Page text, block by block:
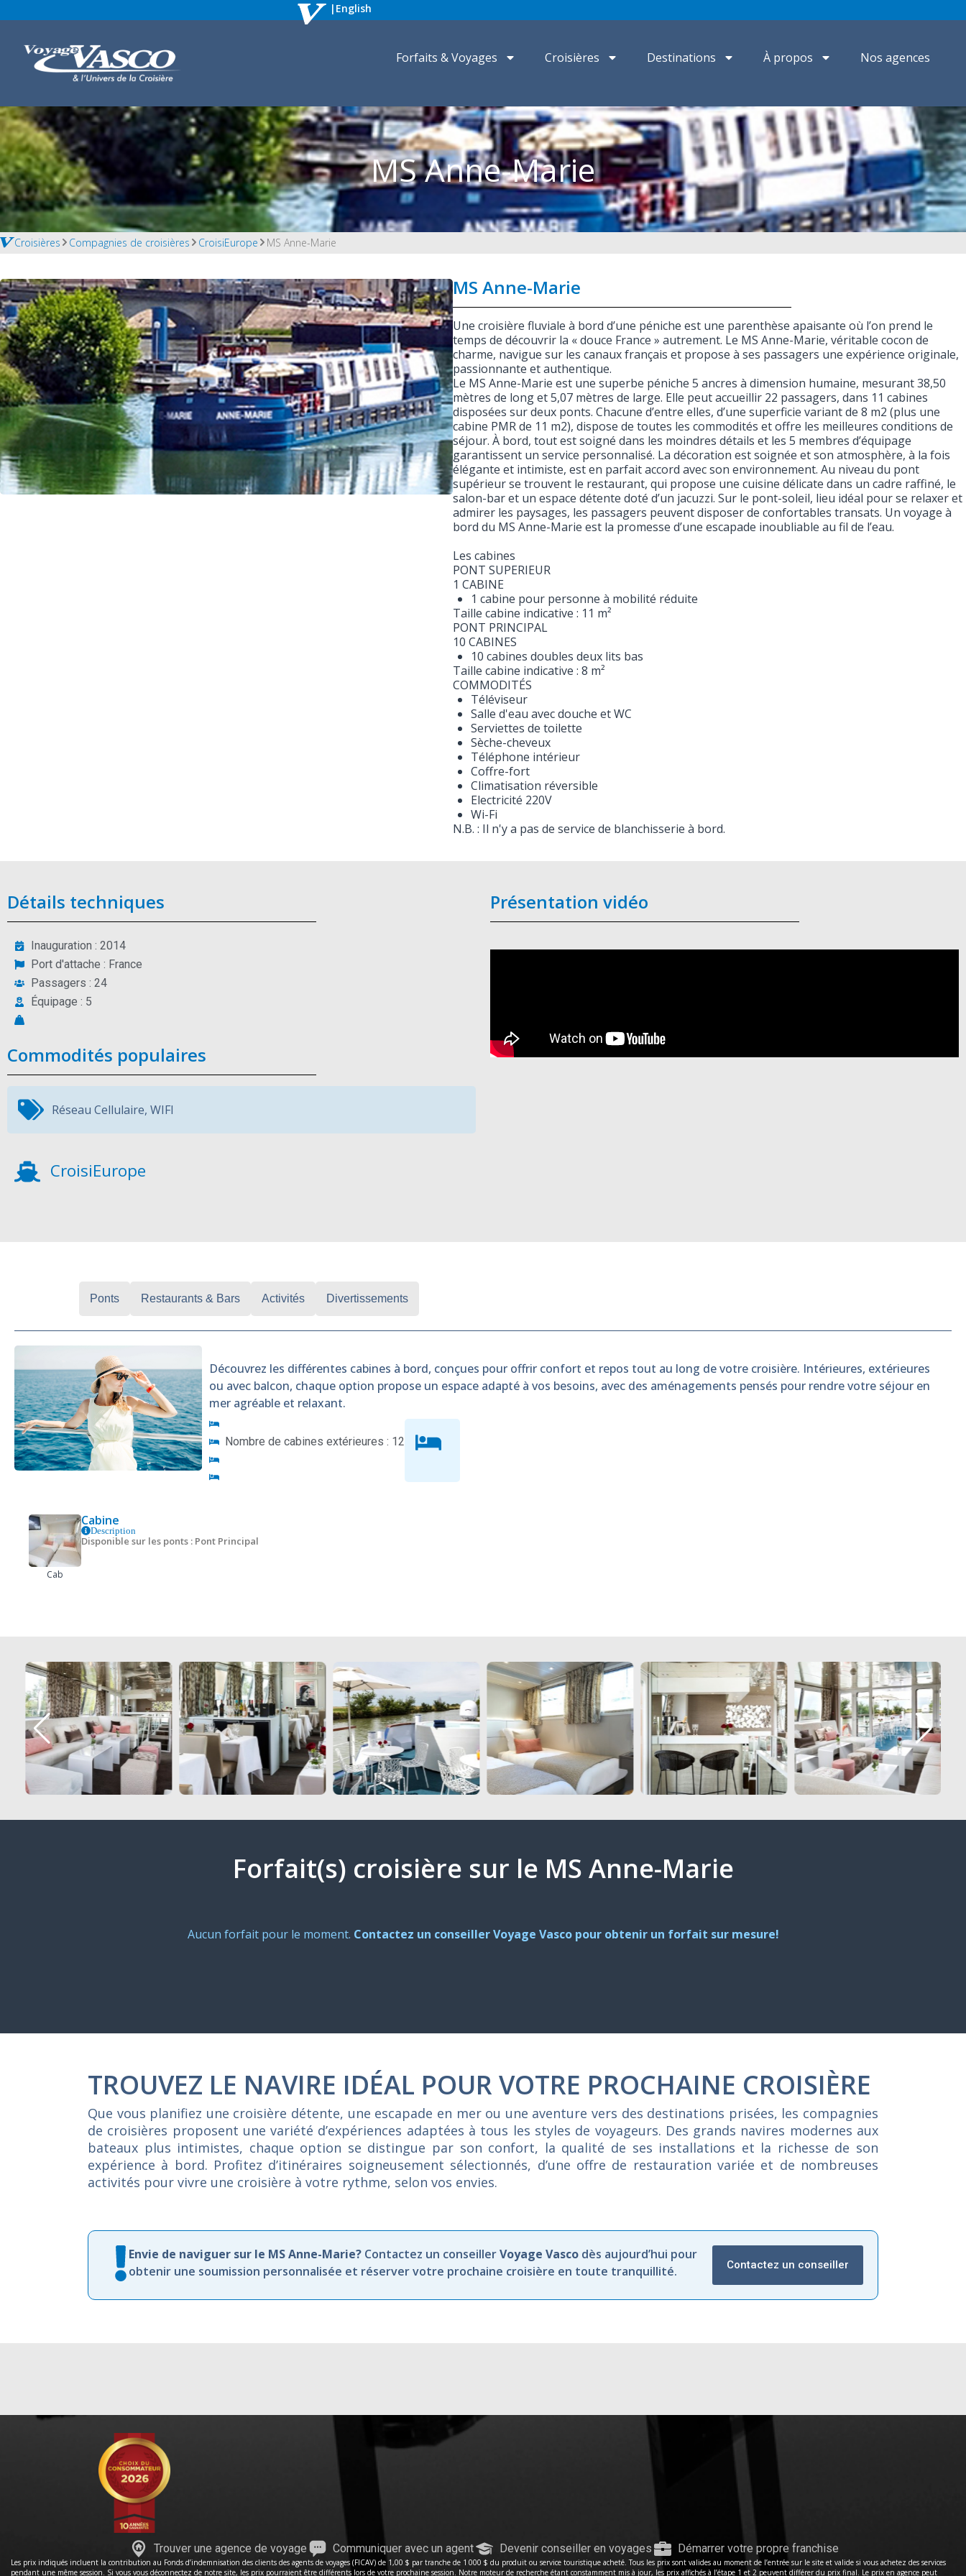
| English
Forfaits & Voyages Croisières Destinations À propos Nos agences
MS Anne-Marie
Croisières Compagnies de croisières CroisiEurope MS Anne-Marie
MS Anne-Marie
Une croisière fluviale à bord d’une péniche est une parenthèse apaisante où l’on prend le
temps de découvrir la « douce France » autrement. Le MS Anne-Marie, véritable cocon de
charme, navigue sur les canaux français et propose à ses passagers une expérience originale,
passionnante et authentique.
Le MS Anne-Marie est une superbe péniche 5 ancres à dimension humaine, mesurant 38,50
mètres de long et 5,07 mètres de large. Elle peut accueillir 22 passagers, dans 11 cabines
disposées sur deux ponts. Chacune d’entre elles, d’une superficie variant de 8 m2 (plus une
cabine PMR de 11 m2), dispose de toutes les commodités et offre les meilleures conditions de
séjour. À bord, tout est soigné dans les moindres détails et les 5 membres d’équipage
garantissent un service personnalisé. La décoration est soignée et son atmosphère, à la fois
élégante et intimiste, est en parfait accord avec son environnement. Au niveau du pont
supérieur se trouvent le restaurant, qui propose une cuisine délicate dans un cadre raffiné, le
salon-bar et un espace détente doté d’un jacuzzi. Sur le pont-soleil, lieu idéal pour se relaxer et
admirer les paysages, les passagers peuvent disposer de confortables transats. Un voyage à
bord du MS Anne-Marie est la promesse d’une escapade inoubliable au fil de l’eau.
Les cabines
PONT SUPERIEUR
1 CABINE
1 cabine pour personne à mobilité réduite
Taille cabine indicative : 11 m²
PONT PRINCIPAL
10 CABINES
10 cabines doubles deux lits bas
Taille cabine indicative : 8 m²
COMMODITÉS
Téléviseur
Salle d'eau avec douche et WC
Serviettes de toilette
Sèche-cheveux
Téléphone intérieur
Coffre-fort
Climatisation réversible
Electricité 220V
Wi-Fi
N.B. : Il n'y a pas de service de blanchisserie à bord.
Détails techniques
Inauguration : 2014
Port d'attache : France
Passagers : 24
Équipage : 5
Commodités populaires
Réseau Cellulaire, WIFI
CroisiEurope
Présentation vidéo
Ponts Restaurants & Bars Activités Divertissements
Découvrez les différentes cabines à bord, conçues pour offrir confort et repos tout au long de votre croisière. Intérieures, extérieures
ou avec balcon, chaque option propose un espace adapté à vos besoins, avec des aménagements pensés pour rendre votre séjour en
mer agréable et relaxant.
Nombre de cabines extérieures : 12
Cab
Cabine
Description
Disponible sur les ponts : Pont Principal
Forfait(s) croisière sur le MS Anne-Marie
Aucun forfait pour le moment. Contactez un conseiller Voyage Vasco pour obtenir un forfait sur mesure!
TROUVEZ LE NAVIRE IDÉAL POUR VOTRE PROCHAINE CROISIÈRE
Que vous planifiez une croisière détente, une escapade en mer ou une aventure vers des destinations prisées, les compagnies
de croisières proposent une variété d’expériences adaptées à tous les styles de voyageurs. Des grands navires modernes aux
bateaux plus intimistes, chaque option se distingue par son confort, la qualité de ses installations et la richesse de son
expérience à bord. Profitez d’itinéraires soigneusement sélectionnés, d’une offre de restauration variée et de nombreuses
activités pour vivre une croisière à votre rythme, selon vos envies.
Envie de naviguer sur le MS Anne-Marie? Contactez un conseillerVoyage Vasco dès aujourd’hui pour
obtenir une soumission personnalisée et réserver votre prochaine croisière en toute tranquillité.
Contactez un conseiller
Trouver une agence de voyage Communiquer avec un agent Devenir conseiller en voyages Démarrer votre propre franchise
Les prix indiqués incluent la contribution au Fonds d’indemnisation des clients des agents de voyages (FICAV) de 1,00 $ par tranche de 1 000 $ du produit ou service touristique acheté. Tous les prix sont valides au moment de l’entrée sur le site et valide si vous achetez des services
pendant une même session. Si vous vous déconnectez de notre site, les prix pourraient être différents lors de votre prochaine session. Notre moteur de recherche étant constamment mis à jour, les prix affichés à l’étape 1 et 2 peuvent différer du prix final. Le prix en agence peut